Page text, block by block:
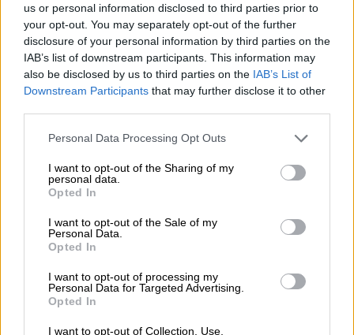
us or personal information disclosed to third parties prior to
your opt-out. You may separately opt-out of the further
disclosure of your personal information by third parties on the
IAB’s list of downstream participants. This information may
also be disclosed by us to third parties on the IAB’s List of
Downstream Participants that may further disclose it to other
Personal Data Processing Opt Outs
I want to opt-out of the Sharing of my
personal data.
Opted In
I want to opt-out of the Sale of my
Personal Data.
Opted In
I want to opt-out of processing my
Personal Data for Targeted Advertising.
Opted In
I want to opt-out of Collection, Use,
El Conflicto de Oriente Medio:
Un Nuevo Orden Autoritario
en Construcción
Por Álvaro Frutos Rosado y Gabinete
Geopolítica de Crisis
Reconquista leonesa
Clara Campoamor: Mi sueño,
mi pesadilla
Por María Pérez Herrero